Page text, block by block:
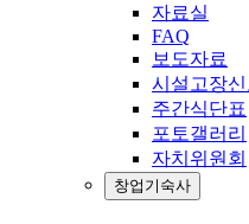
자료실
FAQ
보도자료
시설고장신
주간식단표
포토갤러리
자치위원회
창업기숙사